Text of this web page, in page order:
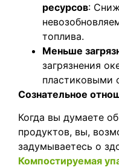
ресурсов:
топлива.
Меньше
загрязнения
пластиковыми
Сознательное
Когда вы думаете
продуктов, вы,
задумываетесь о
Компостируемая